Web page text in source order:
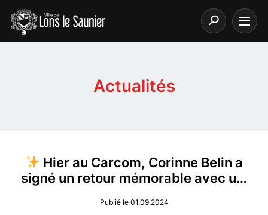
Actualités
Hier au Carcom, Corinne Belin a
signé un retour mémorable avec u…
Publié le 01.09.2024